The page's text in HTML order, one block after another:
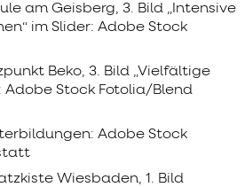
am Geisberg, 3. Bild „Intensive
im Slider: Adobe Stock
Beko, 3. Bild „Vielfältige
Adobe Stock Fotolia/Blend
Adobe Stock
Wiesbaden, 1. Bild